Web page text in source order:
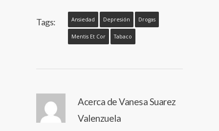
Tags: Ansiedad Depresión Drogas
Mentis Et Cor Tabaco
Acerca deVanesa Suarez
Valenzuela